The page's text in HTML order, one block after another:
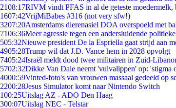
2108:17RIVM vindt PFAS in al de geteste
1607:42VrijMiBabes #316 (not very sfw!)
3207:20Amsterdams dierenasiel DOA overspoeld met
7106:36Meer agressie tegen een andersluidende
505:32Nieuwe president De la Espriella gaat strijd aan
4905:28Trump wil dat J.D. Vance hem in 2028 opvolgt
7405:24Israël meldt dood twee militairen in Zuid-
5702:32Dikke Van Dale neemt 'vulvalippen' op: 'stigma
4000:59Vinted-foto's van vrouwen massaal gedeeld op
2200:28Jesus Simulator komt naar Nintendo Switch
100:25Uitslag AZ - ADO Den Haag
300:07Uitslag NEC - Telstar